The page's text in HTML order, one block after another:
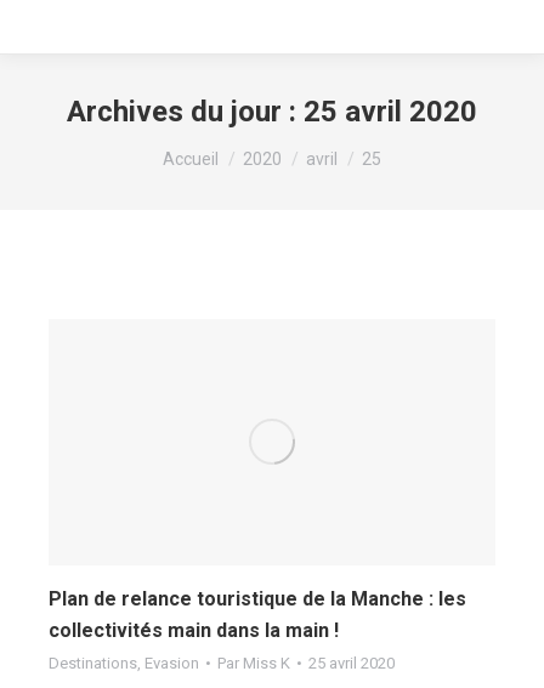
Archives du jour : 25 avril 2020
Vous êtes ici :
Accueil 2020 avril 25
Plan de relance touristique de la Manche : les
collectivités main dans la main !
Destinations, Evasion Par Miss K 25 avril 2020